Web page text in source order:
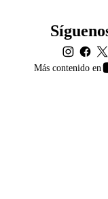
Más contenido en